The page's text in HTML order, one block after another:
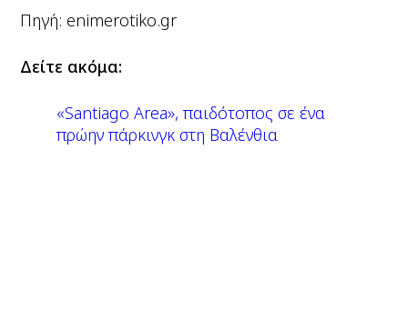
Πηγή: enimerotiko.gr
Δείτε ακόμα:
«Santiago Area», παιδότοπος σε ένα
πρώην πάρκινγκ στη Βαλένθια